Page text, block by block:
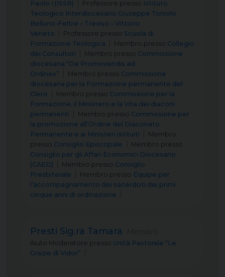
Paolo I (ISSR)
Professore presso Istituto
Teologico Interdiocesano Giuseppe Toniolo
Belluno-Feltre – Treviso – Vittorio
Veneto
Professore presso Scuola di
Formazione Teologica
Membro presso Collegio
dei Consultori
Membro presso Commissione
diocesana “De Promovendis ad
Ordines”
Membro presso Commissione
diocesana per la Formazione permanente del
Clero
Membro presso Commissione per la
Formazione, il Ministero e la Vita dei diaconi
permanenti
Membro presso Commissione per
la promozione all’Ordine del Diaconato
Permanente e ai Ministeri istituiti
Membro
presso Consiglio Episcopale Membro presso
Consiglio per gli Affari Economici Diocesano
(CAED)
Membro presso Consiglio
Presbiterale
Membro presso Équipe per
l’accompagnamento dei sacerdoti dei primi
cinque anni di ordinazione
Presti Sig.ra Tamara
Aiuto Moderatore presso Unità Pastorale “Le
Grazie di Vidor”